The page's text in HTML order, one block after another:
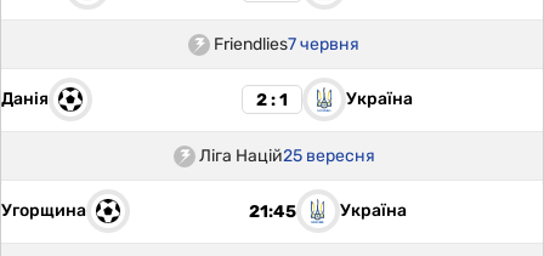
Friendlies7 червня
Данія 2 : 1 Україна
Ліга Націй25 вересня
Угорщина 21:45 Україна